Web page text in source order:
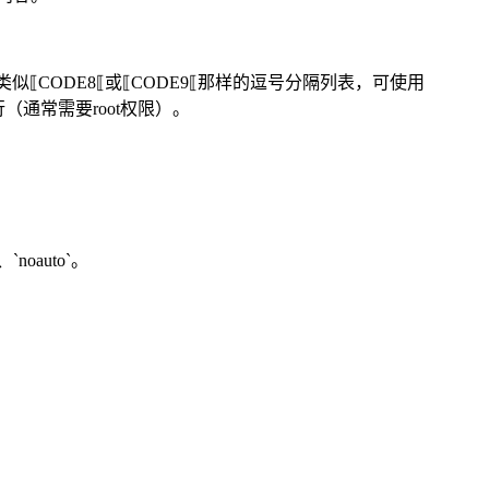
⟦CODE8⟦或⟦CODE9⟦那样的逗号分隔列表，可使用
通常需要root权限）。
。